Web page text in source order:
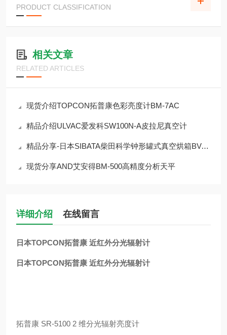
PRODUCT CLASSIFICATION
相关文章
RELATED ARTICLES
现货介绍TOPCON拓普康色彩亮度计BM-7AC
精品介绍ULVAC爱发科SW100N-A皮拉尼真空计
精品分享-日本SIBATA柴田科学钟形罐式真空烘箱BV-001
现货分享AND艾安得BM-500高精度分析天平
详细介绍 在线留言
日本TOPCON拓普康 近红外分光辐射计
日本TOPCON拓普康 近红外分光辐射计
拓普康 SR-5100 2 维分光辐射亮度计